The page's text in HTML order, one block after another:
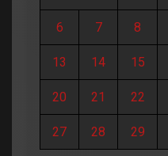
6 7 8
13 14 15
20 21 22
27 28 29